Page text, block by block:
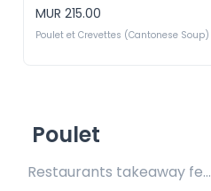
MUR 215.00
Poulet et Crevettes (Cantonese Soup)
Poulet
Restaurants takeaway fee Rs20 included